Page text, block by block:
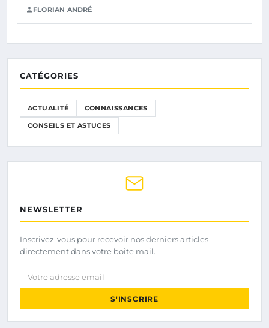
FLORIAN ANDRÉ
CATÉGORIES
ACTUALITÉ CONNAISSANCES
CONSEILS ET ASTUCES
NEWSLETTER
Inscrivez-vous pour recevoir nos derniers articles
directement dans votre boîte mail.
Votre adresse email
S'INSCRIRE